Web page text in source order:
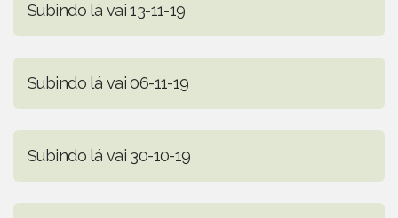
Subindo lá vai 13-11-19
Subindo lá vai 06-11-19
Subindo lá vai 30-10-19